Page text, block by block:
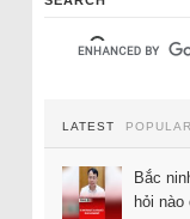
LATEST POPULAR
Bắc
hỏi nào